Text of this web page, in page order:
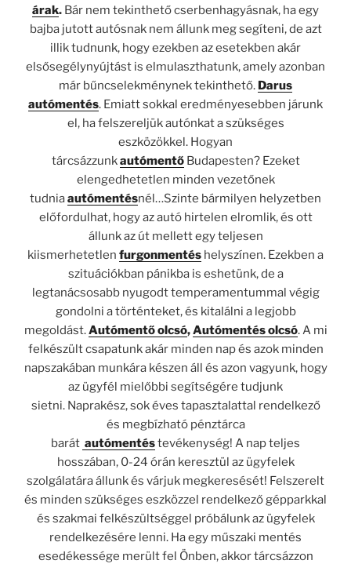
árak. Bár nem tekinthető cserbenhagyásnak, ha egy
bajba jutott autósnak nem állunk meg segíteni, de azt
illik tudnunk, hogy ezekben az esetekben akár
elsősegélynyújtást is elmulaszthatunk, amely azonban
már bűncselekménynek tekinthető. Darus
autómentés. Emiatt sokkal eredményesebben járunk
el, ha felszereljük autónkat a szükséges
eszközökkel. Hogyan
tárcsázzunkautómentő Budapesten? Ezeket
elengedhetetlen minden vezetőnek
tudniaautómentésnél…Szinte bármilyen helyzetben
előfordulhat, hogy az autó hirtelen elromlik, és ott
állunk az út mellett egy teljesen
kiismerhetetlen furgonmentés helyszínen. Ezekben a
szituációkban pánikba is eshetünk, de a
legtanácsosabb nyugodt temperamentummal végig
gondolni a történteket, és kitalálni a legjobb
megoldást.Autómentő olcsó,Autómentés olcsó. A mi
felkészült csapatunk akár minden nap és azok minden
napszakában munkára készen áll és azon vagyunk, hogy
az ügyfél mielőbbi segítségére tudjunk
sietni. Naprakész, sok éves tapasztalattal rendelkező
és megbízható pénztárca
barát autómentéstevékenység! A nap teljes
hosszában, 0-24 órán keresztül az ügyfelek
szolgálatára állunk és várjuk megkeresését! Felszerelt
és minden szükséges eszközzel rendelkező gépparkkal
és szakmai felkészültséggel próbálunk az ügyfelek
rendelkezésére lenni. Ha egy műszaki mentés
esedékessége merült fel Önben, akkor tárcsázzon